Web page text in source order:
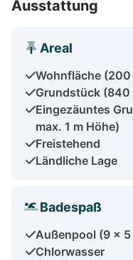
Ausstattung
Areal
Wohnfläche (200
Grundstück (840
Eingezäuntes
max. 1 m Höhe)
Freistehend
Ländliche Lage
Badespaß
Außenpool (9 x 5
Chlorwasser